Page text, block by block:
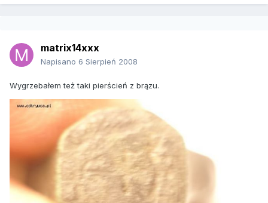
matrix14xxx
Napisano 6 Sierpień 2008
Wygrzebałem też taki pierścień z brązu.